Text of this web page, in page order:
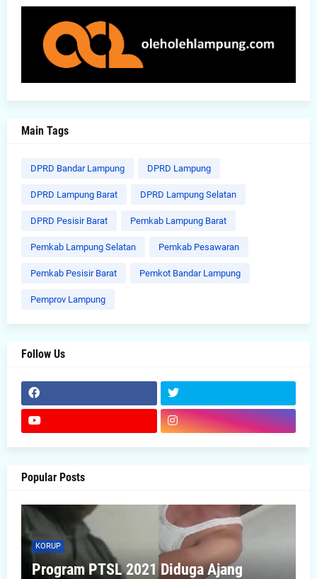
Main Tags
DPRD Bandar Lampung DPRD Lampung
DPRD Lampung Barat DPRD Lampung Selatan
DPRD Pesisir Barat Pemkab Lampung Barat
Pemkab Lampung Selatan Pemkab Pesawaran
Pemkab Pesisir Barat Pemkot Bandar Lampung
Pemprov Lampung
Follow Us
Popular Posts
KORUP
Program PTSL 2021 Diduga Ajang